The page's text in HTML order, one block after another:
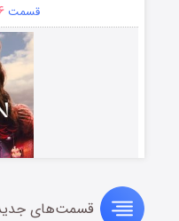
قسمت ۶
قسمت‌های